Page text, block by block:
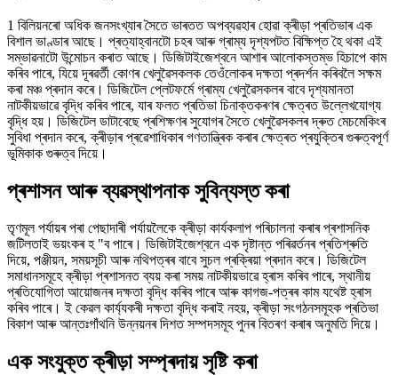
1 বিলিয়নৰো অধিক জনসংখ্যাৰ সৈতে ভাৰতত অপব্যৱহাৰ হোৱা ক্ৰীড়া প্ৰতিভাৰ এক
বিশাল ভাণ্ডাৰ আছে। প্ৰত্যাহ্বানটো চহৰ আৰু গ্ৰাম্য দৃশ্যপটত বিক্ষিপ্ত হৈ থকা এই
সম্ভাৱনাটো উন্মোচন কৰাত আছে। ডিজিটাইজেশ্বনে আশাৰ আলোকস্তম্ভ হিচাপে কাম
কৰিব পাৰে, যিয়ে দূৰৱৰ্তী কোণৰ খেলুৱৈসকলক তেওঁলোকৰ দক্ষতা প্ৰদৰ্শন কৰিবলৈ সক্ষম
কৰা মঞ্চ প্ৰদান কৰে। ডিজিটেল প্লেটফৰ্মে গ্ৰাম্য খেলুৱৈসকলৰ বাবে দৃশ্যমানতা
নাটকীয়ভাৱে বৃদ্ধি কৰিব পাৰে, যাৰ ফলত প্ৰতিভা চিনাক্তকৰণৰ ক্ষেত্ৰত উল্লেখযোগ্য
বৃদ্ধি হয়। ডিজিটেল ডাটাবেছে প্ৰশিক্ষণৰ সুযোগৰ সৈতে খেলুৱৈসকলৰ দ্ৰুত মেচমেকিংৰ
সুবিধা প্ৰদান কৰে, ক্ৰীড়াৰ প্ৰৱেশাধিকাৰ গণতান্ত্ৰিক কৰাৰ ক্ষেত্ৰত প্ৰযুক্তিৰ গুৰুত্বপূৰ্ণ
ভূমিকাক গুৰুত্ব দিয়ে।
প্ৰশাসন আৰু ব্যৱস্থাপনাক সুবিন্যস্ত কৰা
তৃণমূল পৰ্যায়ৰ পৰা পেছাদাৰী পৰ্যায়লৈকে ক্ৰীড়া কাৰ্যকলাপ পৰিচালনা কৰাৰ প্ৰশাসনিক
জটিলতাই ভয়ংকৰ হ "ব পাৰে। ডিজিটাইজেশ্বনে এক দৃষ্টান্ত পৰিৱৰ্তনৰ প্ৰতিশ্ৰুতি
দিয়ে, পঞ্জীয়ন, সময়সূচী আৰু নথিপত্ৰৰ বাবে সুচল প্ৰক্ৰিয়া প্ৰদান কৰে। ডিজিটেল
সমাধানসমূহে ক্ৰীড়া প্ৰশাসনত ব্যয় কৰা সময় নাটকীয়ভাৱে হ্ৰাস কৰিব পাৰে, স্থানীয়
প্ৰতিযোগিতা আয়োজনৰ দক্ষতা বৃদ্ধি কৰিব পাৰে আৰু কাগজ-পত্ৰৰ কাম যথেষ্ট হ্ৰাস
কৰিব পাৰে। ই কেৱল কাৰ্য্যকৰী দক্ষতা বৃদ্ধি কৰাই নহয়, ক্ৰীড়া সংগঠনসমূহক প্ৰতিভা
বিকাশ আৰু আন্তঃগাঁথনি উন্নয়নৰ দিশত সম্পদসমূহ পুনৰ বিতৰণ কৰাৰ অনুমতি দিয়ে।
এক সংযুক্ত ক্ৰীড়া সম্প্ৰদায় সৃষ্টি কৰা